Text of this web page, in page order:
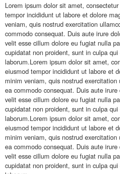
Lorem ipsum dolor sit amet,
tempor incididunt ut labore et dolore
veniam, quis nostrud exercitation
commodo consequat. Duis aute irure
velit esse cillum dolore eu fugiat nulla
cupidatat non proident, sunt in culpa
laborum.Lorem ipsum dolor sit amet,
eiusmod tempor incididunt ut labore et
minim veniam, quis nostrud
ea commodo consequat. Duis aute
velit esse cillum dolore eu fugiat nulla
cupidatat non proident, sunt in culpa
laborum.Lorem ipsum dolor sit amet,
eiusmod tempor incididunt ut labore et
minim veniam, quis nostrud
ea commodo consequat. Duis aute
velit esse cillum dolore eu fugiat nulla
cupidatat non proident, sunt in culpa